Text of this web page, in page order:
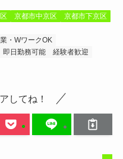
京都市中京区
京都市下京区
・WワークOK
即日勤務可能
経験者歓迎
してね！